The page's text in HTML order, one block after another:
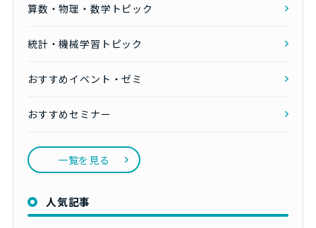
算数・物理・数学トピック
統計・機械学習トピック
おすすめイベント・ゼミ
おすすめセミナー
一覧を見る
人気記事